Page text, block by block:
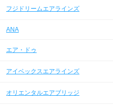
フジドリームエアラインズ
ANA
エア・ドゥ
アイベックスエアラインズ
オリエンタルエアブリッジ